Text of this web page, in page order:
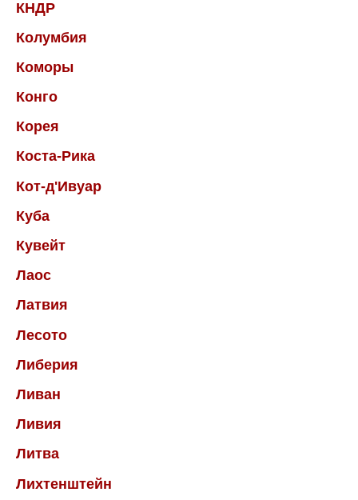
КНДР
Колумбия
Коморы
Конго
Корея
Коста-Рика
Кот-д'Ивуар
Куба
Кувейт
Лаос
Латвия
Лесото
Либерия
Ливан
Ливия
Литва
Лихтенштейн